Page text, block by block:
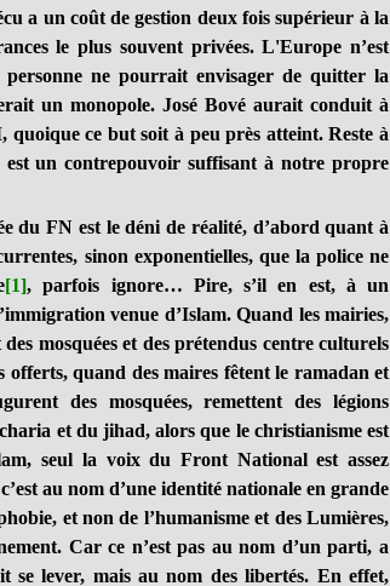
a un coût de gestion deux fois supérieur à la
le plus souvent privées.L'Europe n’est
ne pourrait envisager de quitter la
un monopole. José Bové aurait conduit à
ce but soit à peu près atteint. Reste à
un contrepouvoir suffisant à notre propre
FN est le déni de réalité, d’abord quant à
sinon exponentielles, que la police ne
[1], parfois ignore… Pire, s’il en est, à un
venue d’Islam. Quand les mairies,
mosquées et des prétendus centre culturels
quand des maires fêtent le ramadan et
des mosquées, remettent des légions
et du jihad, alors que le christianisme est
seul la voix du Front National est assez
au nom d’une identité nationale en grande
et non de l’humanisme et des Lumières,
Car ce n’est pas au nom d’un parti, a
se lever, mais au nom des libertés. En effet,